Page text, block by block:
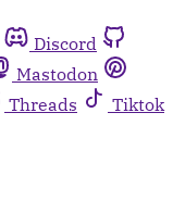
Discord
Mastodon
Threads
Tiktok